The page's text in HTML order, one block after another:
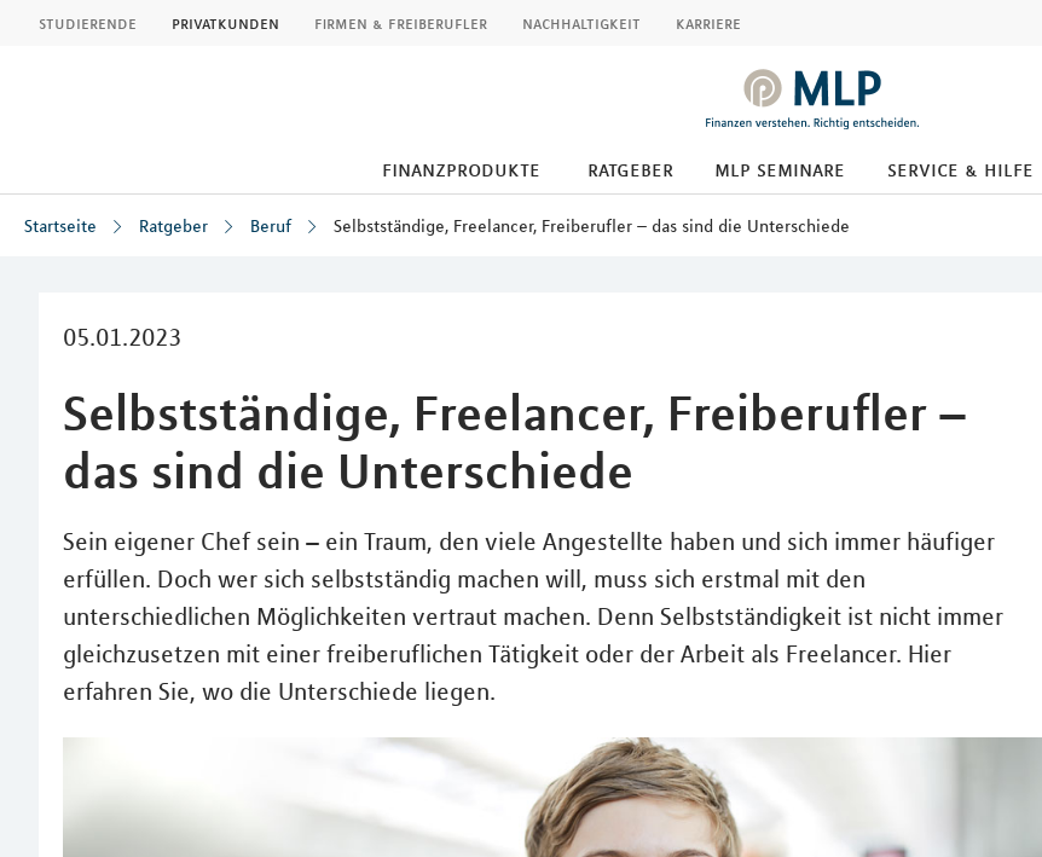
studierende privatkunden firmen & freiberufler nachhaltigkeit karriere
finanzprodukte ratgeber mlp seminare service & hilfe
Startseite Ratgeber Beruf Selbstständige, Freelancer, Freiberufler – das sind die Unterschiede
05.01.2023
Selbstständige, Freelancer, Freiberufler –
das sind die Unterschiede
Sein eigener Chef sein – ein Traum, den viele Angestellte haben und sich immer häufiger
erfüllen. Doch wer sich selbstständig machen will, muss sich erstmal mit den
unterschiedlichen Möglichkeiten vertraut machen. Denn Selbstständigkeit ist nicht immer
gleichzusetzen mit einer freiberuflichen Tätigkeit oder der Arbeit als Freelancer. Hier
erfahren Sie, wo die Unterschiede liegen.